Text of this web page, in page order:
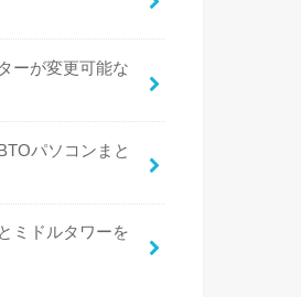
ーが変更可能な
パソコンまと
ミドルタワーを